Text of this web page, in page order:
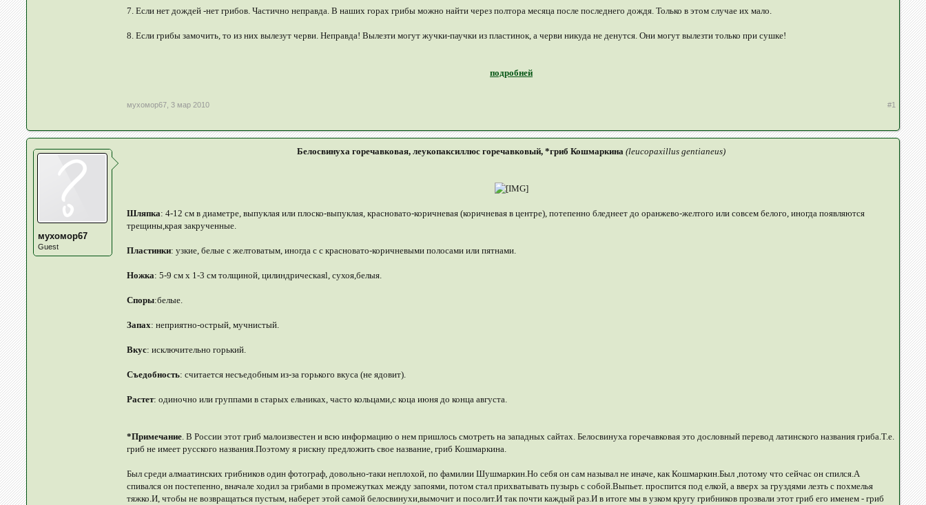
7. Если нет дождей -нет грибов. Частично неправда. В наших горах грибы можно найти через полтора месяца после последнего дождя. Только в этом случае их мало.
8. Если грибы замочить, то из них вылезут черви. Неправда! Вылезти могут жучки-паучки из пластинок, а черви никуда не денутся. Они могут вылезти только при сушке!
подробней
мухомор67 3 мар 2010 #1
мухомор67
Guest
Белосвинуха горечавковая, леукопаксиллюс горечавковый, *гриб Кошмаркина (leucopaxillus gentianeus)
Шляпка: 4-12 см в диаметре, выпуклая или плоско-выпуклая, красновато-коричневая (коричневая в центре), потепенно бледнеет до оранжево-желтого или совсем белого, иногда появляются
трещины,края закрученные.
Пластинки: узкие, белые с желтоватым, иногда с с красновато-коричневыми полосами или пятнами.
Ножка: 5-9 см х 1-3 см толщиной, цилиндрическаяl, сухоя,белыя.
Споры:белые.
Запах: неприятно-острый, мучнистый.
Вкус: исключительно горький.
Съедобность: считается несъедобным из-за горького вкуса (не ядовит).
Растет: одиночно или группами в старых ельниках, часто кольцами,с коца июня до конца августа.
*Примечание. В России этот гриб малоизвестен и всю информацию о нем пришлось смотреть на западных сайтах. Белосвинуха горечавковая это дословный перевод латинского названия гриба.Т.е.
гриб не имеет русского названия.Поэтому я рискну предложить свое название, гриб Кошмаркина.
Был среди алмаатинских грибников один фотограф, довольно-таки неплохой, по фамилии Шушмаркин.Но себя он сам называл не иначе, как Кошмаркин.Был ,потому что сейчас он спился.А
спивался он постепенно, вначале ходил за грибами в промежутках между запоями, потом стал прихватывать пузырь с собой.Выпьет. проспится под елкой, а вверх за груздями лезть с похмелья
тяжко.И, чтобы не возвращаться пустым, наберет этой самой белосвинухи,вымочит и посолит.И так почти каждый раз.И в итоге мы в узком кругу грибников прозвали этот гриб его именем - гриб